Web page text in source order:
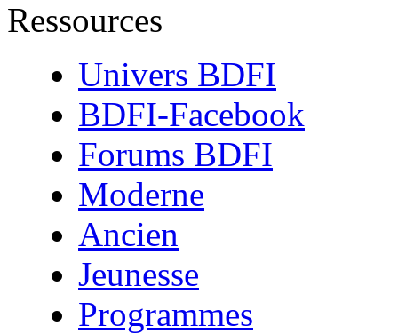
Ressources
Univers BDFI
BDFI-Facebook
Forums BDFI
Moderne
Ancien
Jeunesse
Programmes